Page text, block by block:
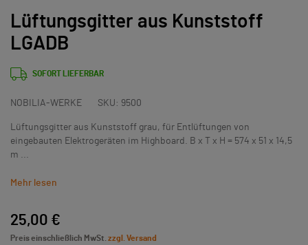
Lüftungsgitter aus Kunststoff
LGADB
SOFORT LIEFERBAR
NOBILIA-WERKE SKU: 9500
Lüftungsgitter aus Kunststoff grau, für Entlüftungen von
eingebauten Elektrogeräten im Highboard. B x T x H = 574 x 51 x 14,5
m ...
Mehr lesen
25,00 €
Preis einschließlich MwSt. zzgl. Versand